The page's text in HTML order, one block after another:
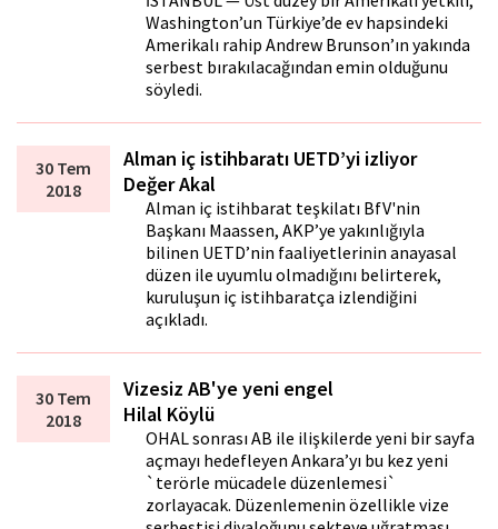
Washington’un Türkiye’de ev hapsindeki
Amerikalı rahip Andrew Brunson’ın yakında
serbest bırakılacağından emin olduğunu
söyledi.
30 Tem
2018
Alman iç istihbaratı UETD’yi izliyor
Değer Akal
Alman iç istihbarat teşkilatı BfV'nin
Başkanı Maassen, AKP’ye yakınlığıyla
bilinen UETD’nin faaliyetlerinin anayasal
düzen ile uyumlu olmadığını belirterek,
kuruluşun iç istihbaratça izlendiğini
açıkladı.
30 Tem
2018
Vizesiz AB'ye yeni engel
Hilal Köylü
OHAL sonrası AB ile ilişkilerde yeni bir sayfa
açmayı hedefleyen Ankara’yı bu kez yeni
`terörle mücadele düzenlemesi`
zorlayacak. Düzenlemenin özellikle vize